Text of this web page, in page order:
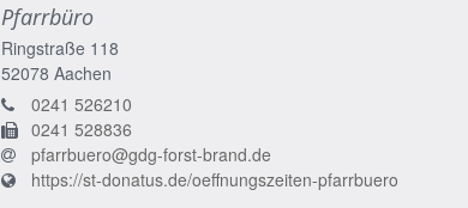
Pfarrbüro
Ringstraße 118
52078 Aachen
0241 526210
0241 528836
pfarrbuero@gdg-forst-brand.de
https://st-donatus.de/oeffnungszeiten-pfarrbuero